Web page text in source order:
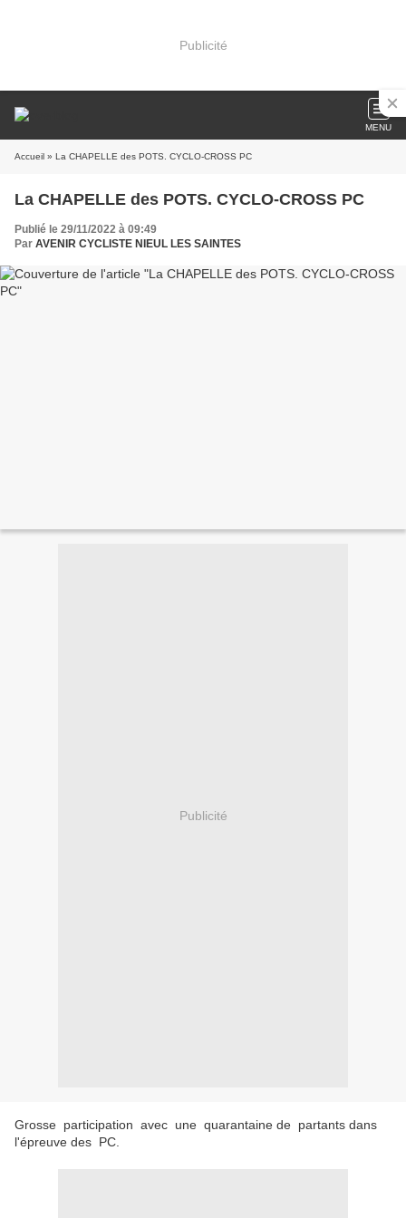
Publicité
MENU
Accueil » La CHAPELLE des POTS. CYCLO-CROSS PC
La CHAPELLE des POTS. CYCLO-CROSS PC
Publié le 29/11/2022 à 09:49
Par AVENIR CYCLISTE NIEUL LES SAINTES
Publicité
Grosse participation avec une quarantaine de partants dans
l'épreuve des PC.